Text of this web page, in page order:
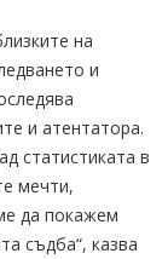
на
и
и атентатора.
статистиката в
мечти,
да покажем
съдба“, казва